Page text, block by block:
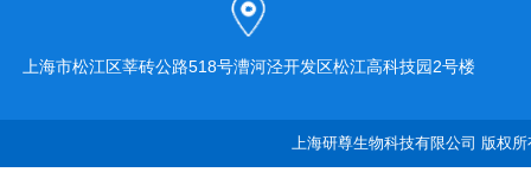
上海市松江区莘砖公路518号漕河泾开发区松江高科技园2号楼
上海研尊生物科技有限公司 版权